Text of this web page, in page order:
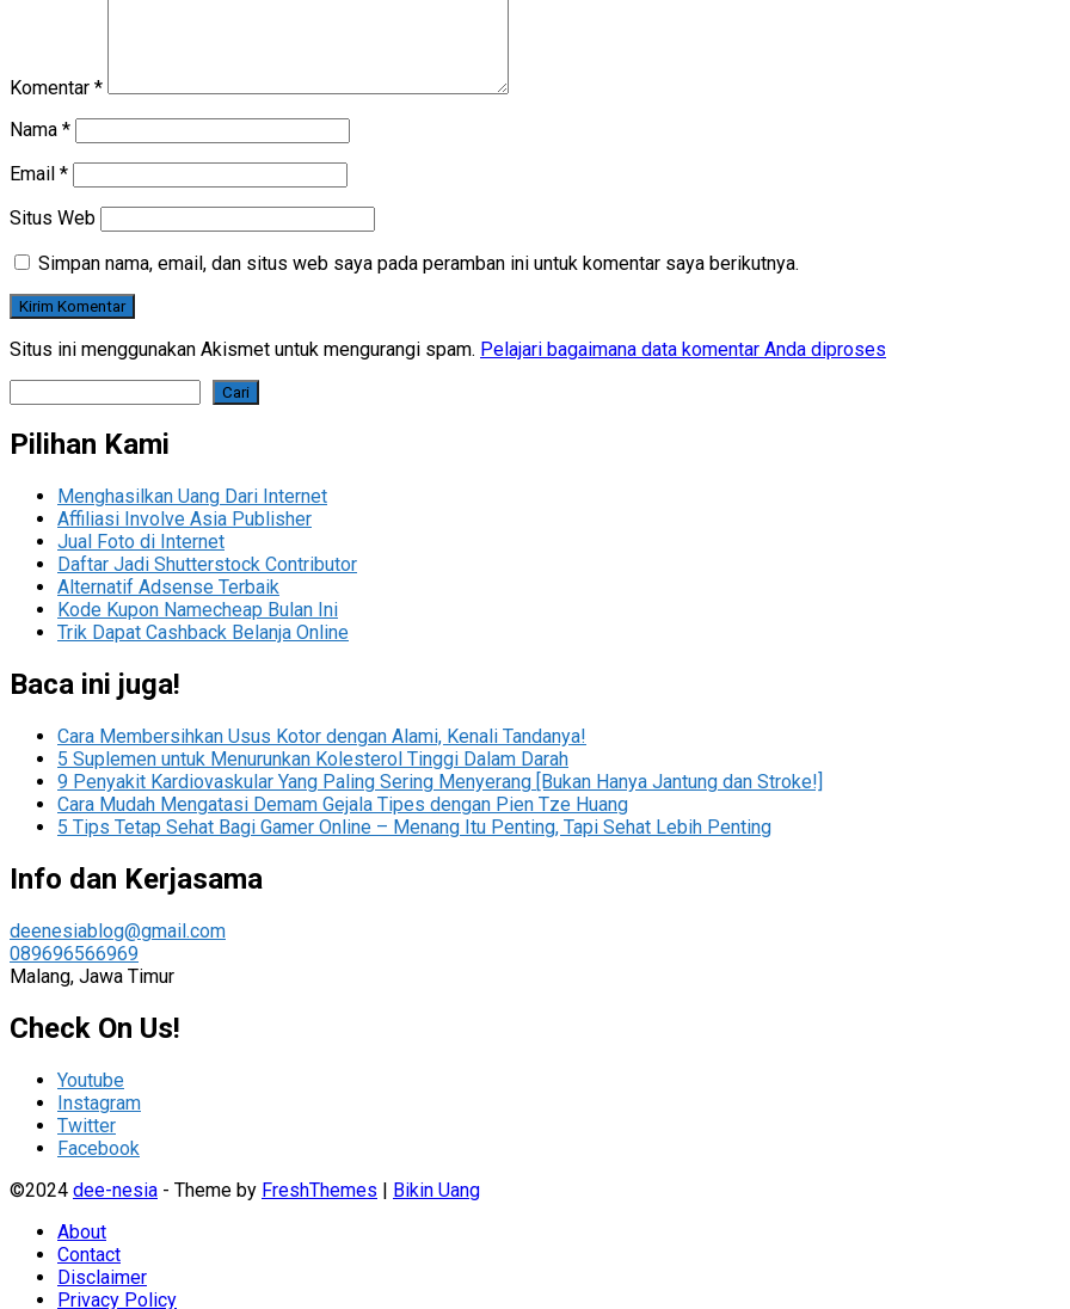
Komentar *
Nama *
Email *
Situs Web
Simpan nama, email, dan situs web saya pada peramban ini untuk komentar saya berikutnya.
Situs ini menggunakan Akismet untuk mengurangi spam. Pelajari bagaimana data komentar Anda diproses
Cari
Pilihan Kami
Menghasilkan Uang Dari Internet
Affiliasi Involve Asia Publisher
Jual Foto di Internet
Daftar Jadi Shutterstock Contributor
Alternatif Adsense Terbaik
Kode Kupon Namecheap Bulan Ini
Trik Dapat Cashback Belanja Online
Baca ini juga!
Cara Membersihkan Usus Kotor dengan Alami, Kenali Tandanya!
5 Suplemen untuk Menurunkan Kolesterol Tinggi Dalam Darah
9 Penyakit Kardiovaskular Yang Paling Sering Menyerang [Bukan Hanya Jantung dan Stroke!]
Cara Mudah Mengatasi Demam Gejala Tipes dengan Pien Tze Huang
5 Tips Tetap Sehat Bagi Gamer Online – Menang Itu Penting, Tapi Sehat Lebih Penting
Info dan Kerjasama
deenesiablog@gmail.com
089696566969
Malang, Jawa Timur
Check On Us!
Youtube
Instagram
Twitter
Facebook
©2024 dee-nesia - Theme by FreshThemes | Bikin Uang
About
Contact
Disclaimer
Privacy Policy